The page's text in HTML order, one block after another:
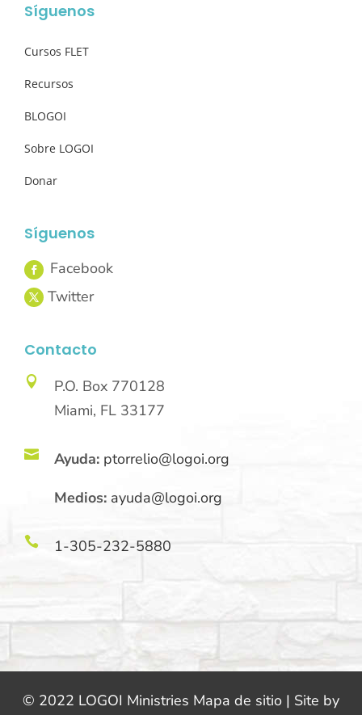
Síguenos
Cursos FLET
Recursos
BLOGOI
Sobre LOGOI
Donar
Síguenos
Contacto

P.O. Box 770128
Miami, FL 33177
 Ayuda: ptorrelio@logoi.org
Medios: ayuda@logoi.org
 1-305-232-5880
© 2022 LOGOI Ministries Mapa de sitio | Site by